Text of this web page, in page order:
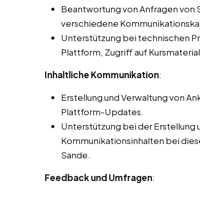
Beantwortung von Anfragen von
verschiedene
Unterstützung bei technischen
Plattform, Zugriff auf
Inhaltliche Kommunikation:
Erstellung und Verwaltung von
Plattform-Updates.
Unterstützung bei der Erstellung
Kommunikationsinhalten bei
Sande.
Feedback und Umfragen: